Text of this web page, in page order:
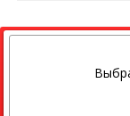
СКИДКА